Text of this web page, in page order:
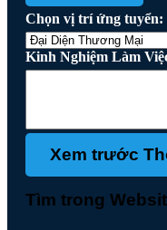
Chọn vị trí ứng tuyển:
Kinh Nghiệm Làm
Tìm trong